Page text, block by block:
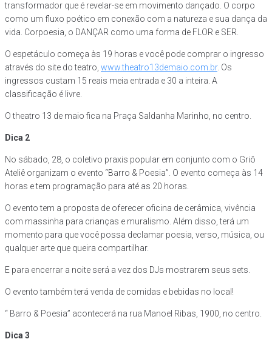
transformador que é revelar-se em movimento dançado. O corpo
como um fluxo poético em conexão com a natureza e sua dança da
vida. Corpoesia, o DANÇAR como uma forma de FLOR e SER.
O espetáculo começa às 19 horas e você pode comprar o ingresso
através do site do teatro, www.theatro13demaio.com.br. Os
ingressos custam 15 reais meia entrada e 30 a inteira. A
classificação é livre.
O theatro 13 de maio fica na Praça Saldanha Marinho, no centro.
Dica 2
No sábado, 28, o coletivo praxis popular em conjunto com o Griô
Ateliê organizam o evento “Barro & Poesia”. O evento começa às 14
horas e tem programação para até as 20 horas.
O evento tem a proposta de oferecer oficina de cerâmica, vivência
com massinha para crianças e muralismo. Além disso, terá um
momento para que você possa declamar poesia, verso, música, ou
qualquer arte que queira compartilhar.
E para encerrar a noite será a vez dos DJs mostrarem seus sets.
O evento também terá venda de comidas e bebidas no local!
“ Barro & Poesia” acontecerá na rua Manoel Ribas, 1900, no centro.
Dica 3